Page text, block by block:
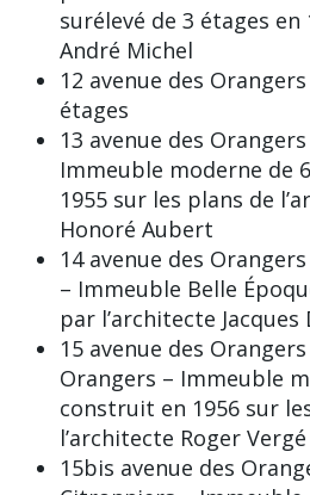
surélevé de 3 étages en
André Michel
12 avenue des
étages
13 avenue des
Immeuble moderne de
1955 sur les plans de
Honoré Aubert
14 avenue des
– Immeuble Belle
par l’architecte Jacques
15 avenue des
Orangers – Immeuble
construit en 1956 sur
l’architecte Roger Vergé
15bis avenue des